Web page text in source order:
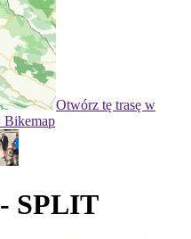
Otwórz tę trasę w
Bikemap
SPLIT